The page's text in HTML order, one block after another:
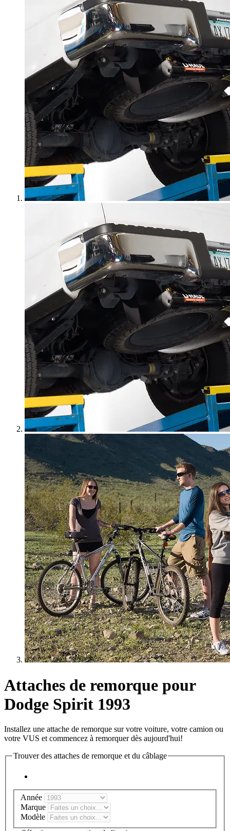
Attaches de remorque pour
Dodge Spirit 1993
Installez une attache de remorque sur votre voiture, votre camion ou
votre VUS et commencez à remorquer dès aujourd'hui!
Trouver des attaches de remorque et du câblage
Année
Marque
Modèle